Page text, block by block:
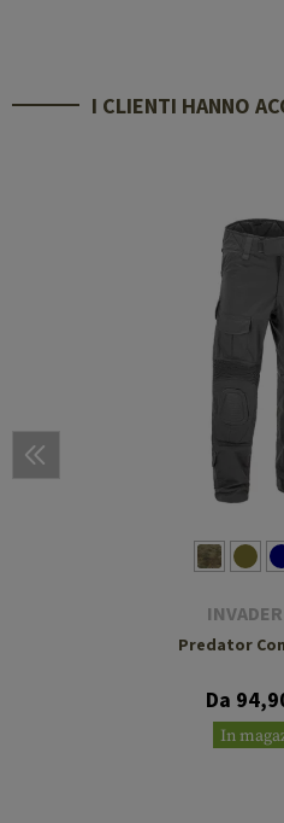
I CLIENTI HANNO
Predator
Da
In